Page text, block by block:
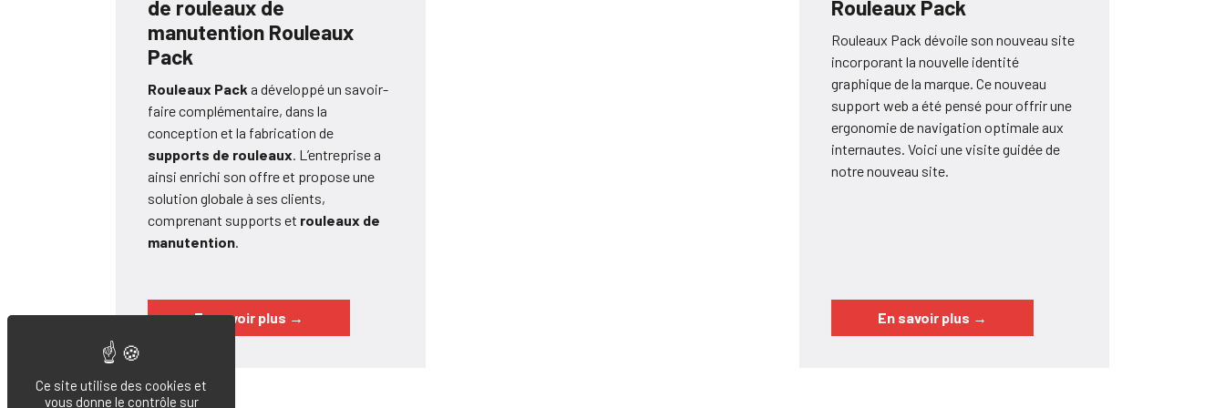
de rouleaux de
manutention Rouleaux
Pack
Rouleaux Pack a développé un savoir-
faire complémentaire, dans la
conception et la fabrication de
supports de rouleaux . L’entreprise a
ainsi enrichi son offre et propose une
solution globale à ses clients,
comprenant supports et rouleaux de
manutention
En savoir plus →
Rouleaux Pack
Rouleaux Pack dévoile son nouveau site
incorporant la nouvelle identité
graphique de la marque. Ce nouveau
support web a été pensé pour offrir une
ergonomie de navigation optimale aux
internautes. Voici une visite guidée de
notre nouveau site.
En savoir plus →
Ce site utilise des cookies et
vous donne le contrôle sur